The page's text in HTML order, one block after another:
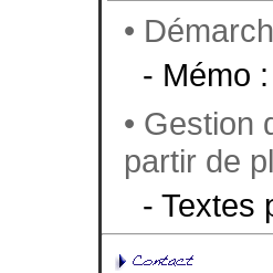
•
- Mémo :
• Gestion
partir de
- Textes